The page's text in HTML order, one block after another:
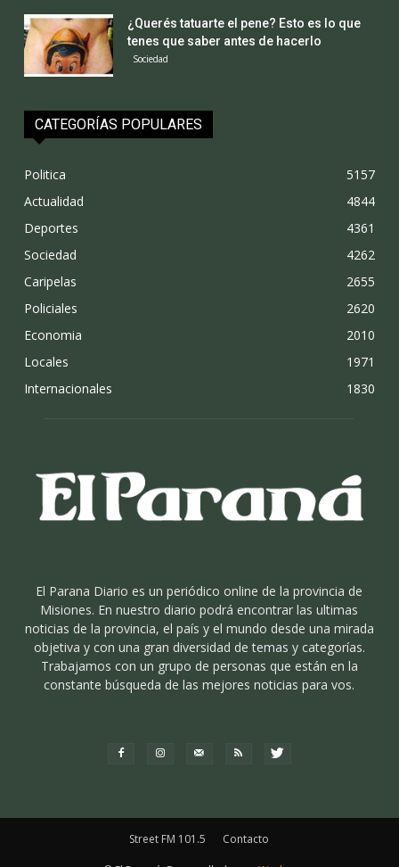
¿Querés tatuarte el pene? Esto es lo que
tenes que saber antes de hacerlo
Sociedad
CATEGORÍAS POPULARES
Politica
5157
Actualidad
4844
Deportes
4361
Sociedad
4262
Caripelas
2655
Policiales
2620
Economia
2010
Locales
1971
Internacionales
1830
El Parana Diario es un periódico online de la provincia de
Misiones. En nuestro diario podrá encontrar las ultimas
noticias de la provincia, el país y el mundo desde una mirada
objetiva y con una gran diversidad de temas y categorías.
Trabajamos con un grupo de personas que están en la
constante búsqueda de las mejores noticias para vos.
Street FM 101.5 Contacto